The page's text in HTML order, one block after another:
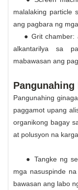
malalaking particle
ang pagbara ng
● Grit chamber:
alkantarilya sa
mabawasan ang
Pangunahing
paggamot upang
organikong bagay
at polusyon na
● Tangke ng
mga nasuspinde
bawasan ang labo